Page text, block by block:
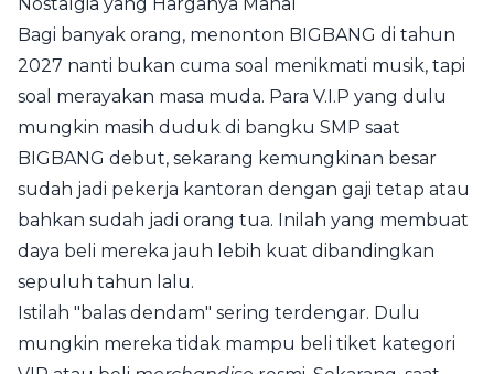
Bagi banyak orang, menonton BIGBANG di tahun
2027 nanti bukan cuma soal menikmati musik, tapi
soal merayakan masa muda. Para V.I.P yang dulu
mungkin masih duduk di bangku SMP saat
BIGBANG debut, sekarang kemungkinan besar
sudah jadi pekerja kantoran dengan gaji tetap atau
bahkan sudah jadi orang tua. Inilah yang membuat
daya beli mereka jauh lebih kuat dibandingkan
sepuluh tahun lalu.
Istilah "balas dendam" sering terdengar. Dulu
mungkin mereka tidak mampu beli tiket kategori